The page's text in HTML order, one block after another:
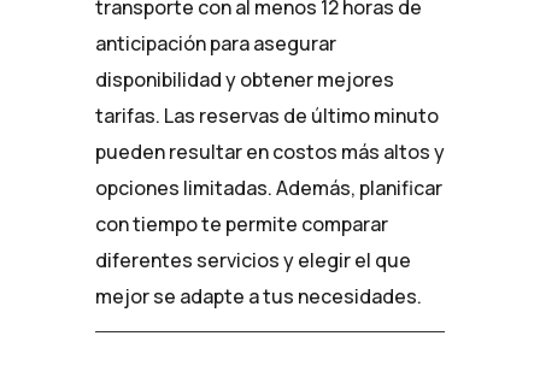
transporte con al menos 12 horas de
anticipación para asegurar
disponibilidad y obtener mejores
tarifas. Las reservas de último minuto
pueden resultar en costos más altos y
opciones limitadas. Además, planificar
con tiempo te permite comparar
diferentes servicios y elegir el que
mejor se adapte a tus necesidades.